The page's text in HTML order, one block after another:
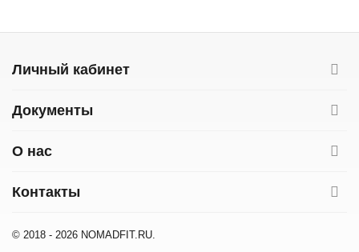
Личный кабинет
Документы
О нас
Контакты
© 2018 - 2026 NOMADFIT.RU.